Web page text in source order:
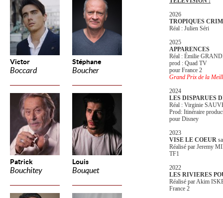
Victor
Boccard
Stéphane
Boucher
Patrick
Bouchitey
Louis
Bouquet
2026
TROPIQUES
Réal : Julien Séri
2025
APPARENCES
Réal : Émilie
prod : Quad TV
pour France 2
Grand Prix de la
2024
LES DISPARUES
Réal : Virginie
Prod: Itinéraire
pour Disney
2023
VISE LE COEUR
Réalisé par Jeremy
TF1
2022
LES RIVIERES
Réalisé par Akim
France 2